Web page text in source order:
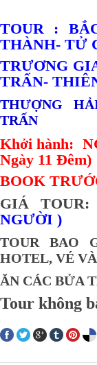
TOUR :
THÀNH- TỬ
TRƯƠNG
TRẤN-
THƯỢNG
TRẤN
Khởi hành:
Ngày 11 Đêm)
BOOK
GIÁ TOUR:
NGƯỜI )
TOUR BAO
HOTEL, VÉ
ĂN CÁC BỬA
Tour không